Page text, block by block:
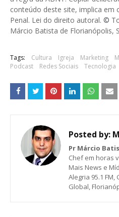
conteúdo deste site, implica em
Penal. Lei do direito autoral. ©
Márcio Batista de Florianópolis,
Tags: Cultura Igreja Marketing
Podcast
Redes Sociais Tecnologia
Posted by:
Pr Márcio
Chef em horas
Mais News e
Alegria 95.1
Global,